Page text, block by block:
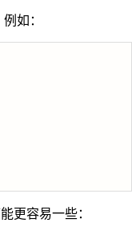
如：
更容易一些：